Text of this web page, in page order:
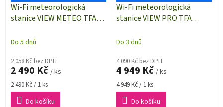
Wi-Fi meteorologická
stanice VIEW METEO TFA
Do 5 dnů
2 058 Kč bez DPH
2 490 Kč / ks
Měrná
cena:
2 490 Kč / 1 ks
Do košíku
Wi-Fi meteorologická
stanice VIEW PRO TFA
Do 3 dnů
4 090 Kč bez DPH
4 949 Kč / ks
Měrná
cena:
4 949 Kč / 1 ks
Do košíku